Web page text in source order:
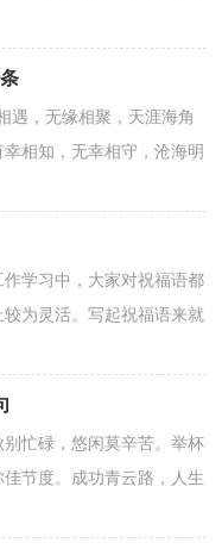
秋节问候祝福语...
遇，无缘相聚，天涯海角
相知，无幸相守，沧海明
幸福。中秋节快乐。以...
学习中，大家对祝福语都
为灵活。写起祝福语来就
亲人的祝福...
忙碌，悠闲莫辛苦。举杯
节度。成功青云路，人生
无数，愿你笑脸露。...